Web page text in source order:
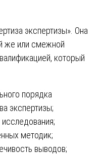
экспертизы». Она
же или смежной
который
порядка
экспертизы;
методик;
выводов;